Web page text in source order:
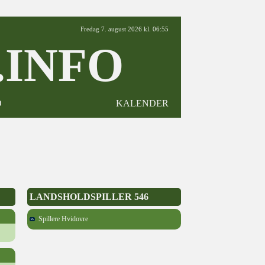
Fredag 7. august 2026 kl. 06:55
KALENDER
LANDSHOLDSPILLER 546
Spillere Hvidovre